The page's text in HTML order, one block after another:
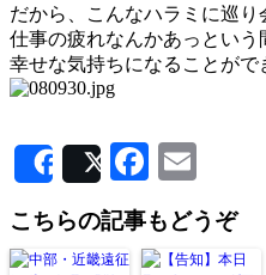
だから、こんなハラミに巡り
仕事の疲れなんかあっという
幸せな気持ちになることがで
SharePost
こちらの記事もどうぞ